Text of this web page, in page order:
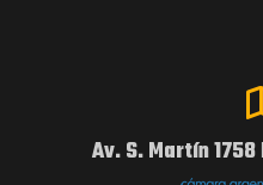
Av. S. Martín 1758